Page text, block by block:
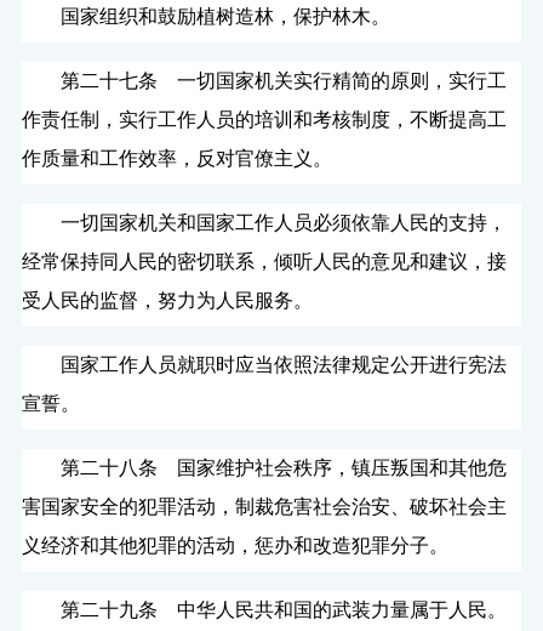
国家组织和鼓励植树造林，保护林木。
第二十七条 一切国家机关实行精简的原则，实行工
作责任制，实行工作人员的培训和考核制度，不断提高工
作质量和工作效率，反对官僚主义。
一切国家机关和国家工作人员必须依靠人民的支持，
经常保持同人民的密切联系，倾听人民的意见和建议，接
受人民的监督，努力为人民服务。
国家工作人员就职时应当依照法律规定公开进行宪法
宣誓。
第二十八条 国家维护社会秩序，镇压叛国和其他危
害国家安全的犯罪活动，制裁危害社会治安、破坏社会主
义经济和其他犯罪的活动，惩办和改造犯罪分子。
第二十九条 中华人民共和国的武装力量属于人民。